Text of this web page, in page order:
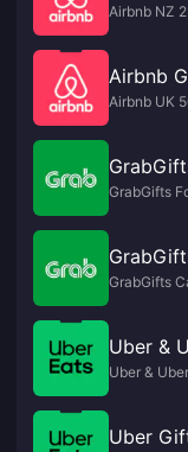
Airbnb NZ
Airbnb
Airbnb UK
GrabGifts
GrabGifts
Uber &
Uber &
Uber